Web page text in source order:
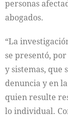
personas
abogados.
“La
se presentó,
y sistemas, que
denuncia y en
quien resulte
lo individual.